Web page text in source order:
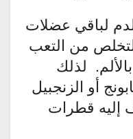
لباقي عضلات
من التعب
لذلك
أو الزنجبيل
إليه قطرات